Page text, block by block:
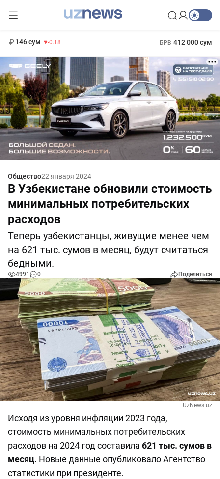
146 сум -0.18 БРВ 412 000 сум
Общество22 января 2024
В Узбекистане обновили стоимость
минимальных потребительских
расходов
Теперь узбекистанцы, живущие менее чем
на 621 тыс. сумов в месяц, будут считаться
бедными.
4991 0 Поделиться
UzNews.uz
Исходя из уровня инфляции 2023 года,
стоимость минимальных потребительских
расходов на 2024 год составила 621 тыс. сумов в
месяц. Новые данные опубликовало Агентство
статистики при президенте.